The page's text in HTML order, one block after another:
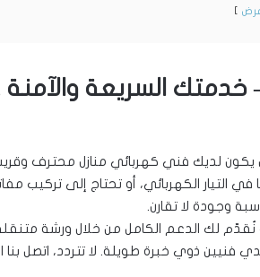
يكون لديك فني كهربائي منازل محترف
التيار الكهربائي، أو تحتاج إلى تركيب
نُقدّم لك الدعم الكامل من خلال ورشة
فنيين ذوي خبرة طويلة. لا تتردد، اتصل بنا